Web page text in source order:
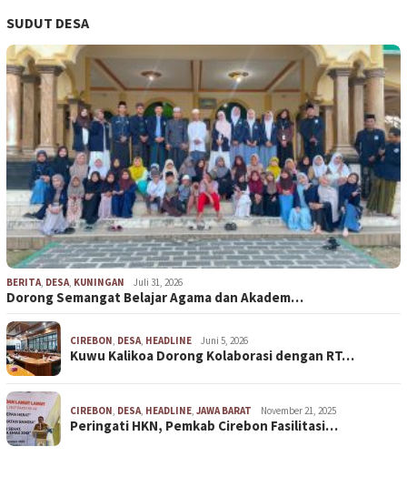
SUDUT DESA
BERITA, DESA, KUNINGAN Juli 31, 2026
Dorong Semangat Belajar Agama dan Akadem…
CIREBON, DESA, HEADLINE Juni 5, 2026
Kuwu Kalikoa Dorong Kolaborasi dengan RT…
CIREBON, DESA, HEADLINE, JAWA BARAT November 21, 2025
Peringati HKN, Pemkab Cirebon Fasilitasi…